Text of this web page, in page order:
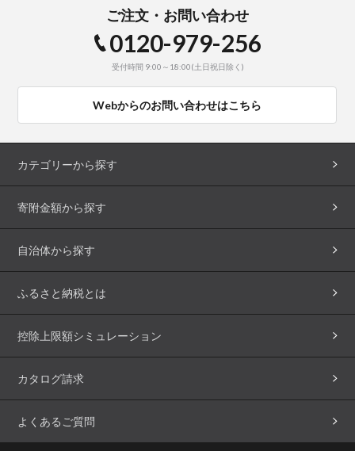
ご注文・お問い合わせ
0120-979-256
受付時間 9:00～18:00(土日祝日除く)
Webからのお問い合わせはこちら
カテゴリーから探す
寄附金額から探す
自治体から探す
ふるさと納税とは
控除上限額シミュレーション
カタログ請求
よくあるご質問